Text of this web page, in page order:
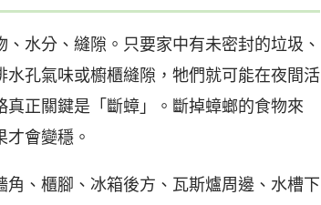
水分、縫隙。只要家中有未密封的垃圾、
孔氣味或櫥櫃縫隙，牠們就可能在夜間活
正關鍵是「斷蟑」。斷掉蟑螂的食物來
會變穩。
、櫃腳、冰箱後方、瓦斯爐周邊、水槽下